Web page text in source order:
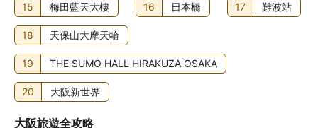
15 梅田藍天大樓 16 日本橋 17 難波站
18 天保山大摩天輪
19 THE SUMO HALL HIRAKUZA OSAKA
20 大阪新世界
大阪旅遊全攻略